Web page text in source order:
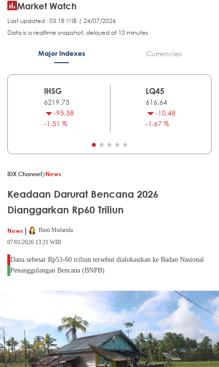
Market Watch
Last updated : 03.18 WIB | 24/07/2026
Data is a realtime snapshot, delayed at 10 minutes
Major Indexes Currencies
IHSG
6219.73
-95.58
-1.51 %
LQ45
616.64
-10.48
-1.67 %
IDX Channel News
Keadaan Darurat Bencana 2026
Dianggarkan Rp60 Triliun
News |
Binti Mufarida
07/01/2026 13:21 WIB
Dana sebesar Rp53-60 triliun tersebut dialokasikan ke Badan Nasional
Penanggulangan Bencana (BNPB)